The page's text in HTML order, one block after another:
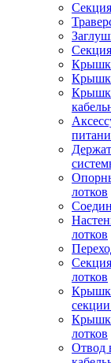
лотков
лотков
лотков
лотков
Отвод